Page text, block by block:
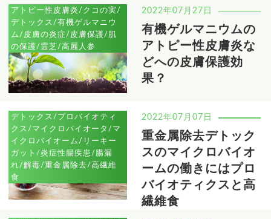
アトピー性皮膚炎/クコの実/
デトックス/有機ゲルマニウ
ム/皮膚の炎症/皮膚保護/肌
の保護/霊芝/高麗人参
2022年07月27日
有機ゲルマニウムの
アトピー性皮膚炎な
どへの皮膚保護効
果？
デトックス/プロバイオティ
クス/マイクロバイオータ/マ
イクロバイオーム/リーキー
ガット/炎症性腸疾患/腸漏
れ/解毒/重金属除去/高繊維
食
2022年07月07日
重金属除去デトック
スのマイクロバイオ
ームの働きにはプロ
バイオティクスと高
繊維食